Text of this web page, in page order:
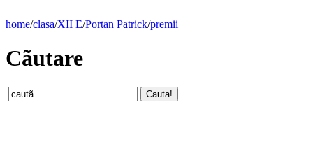
home/clasa/XII E/Portan Patrick/premii
Cãutare